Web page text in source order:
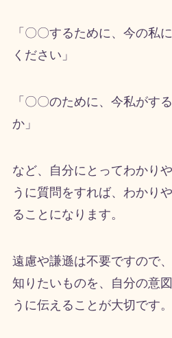
「〇〇するために、今の私
ください」
「〇〇のために、今私がす
か」
など、自分にとってわかり
うに質問をすれば、わかり
ることになります。
遠慮や謙遜は不要ですので
知りたいものを、自分の意
うに伝えることが大切です。